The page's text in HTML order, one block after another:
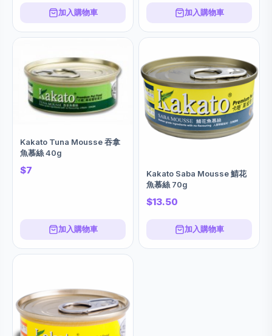
加入購物車 加入購物車
Kakato Tuna Mousse 吞拿
魚慕絲 40g
$7
加入購物車
Kakato Saba Mousse 鯖花
魚慕絲 70g
$13.50
加入購物車